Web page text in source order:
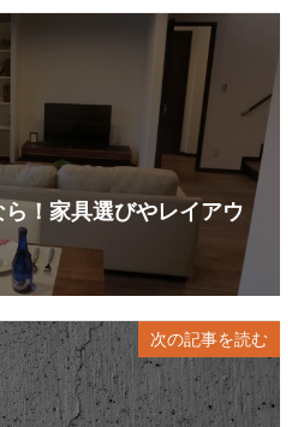
！家具選びやレイアウ
次の記事を読む